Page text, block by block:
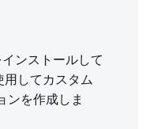
インストールして
用してカスタム
ンを作成しま